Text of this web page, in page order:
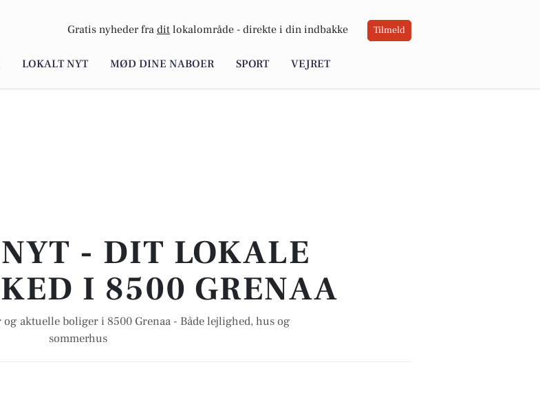
Gratis nyheder fra dit lokalområde - direkte i din indbakke Tilmeld
LOKALT NYT MØD DINE NABOER SPORT VEJRET
NYT - DIT LOKALE
I 8500 GRENAA
aktuelle boliger i 8500 Grenaa - Både lejlighed, hus og
sommerhus